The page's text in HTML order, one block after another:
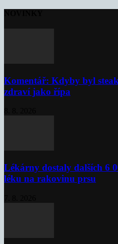
Komentář: Kdyby byl
zdraví jako řípa
Lékárny dostaly dalších 6
léku na rakovinu prsu